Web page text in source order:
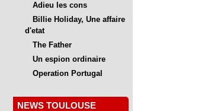
Adieu les cons
Billie Holiday, Une affaire
d'etat
The Father
Un espion ordinaire
Operation Portugal
NEWS TOULOUSE